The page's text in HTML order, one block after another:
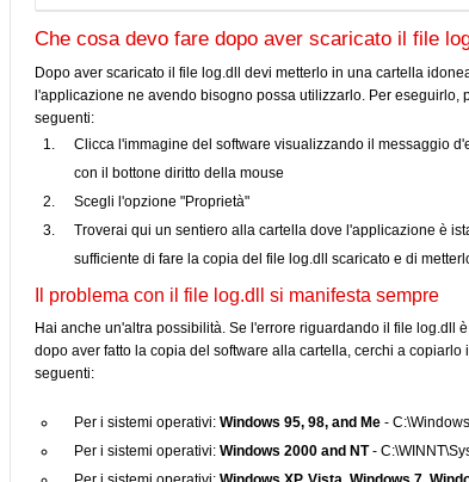
Che cosa devo fare dopo aver scaricato il file
Dopo aver scaricato il file log.dll devi metterlo in una cartella
l'applicazione ne avendo bisogno possa utilizzarlo. Per eseguirlo,
seguenti:
Clicca l'immagine del software visualizzando il messaggio
con il bottone diritto della mouse
Scegli l'opzione "Proprietà"
Troverai qui un sentiero alla cartella dove l'applicazione è
sufficiente di fare la copia del file log.dll scaricato e di
Il problema con il file log.dll si manifesta sempre
Hai anche un'altra possibilità. Se l'errore riguardando il file log.dll
dopo aver fatto la copia del software alla cartella, cerchi a copiarlo
seguenti:
Per i sistemi operativi: Windows 95, 98, and Me -
Per i sistemi operativi: Windows 2000 and NT-